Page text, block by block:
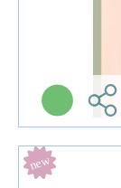
new